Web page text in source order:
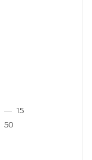
— 15
50